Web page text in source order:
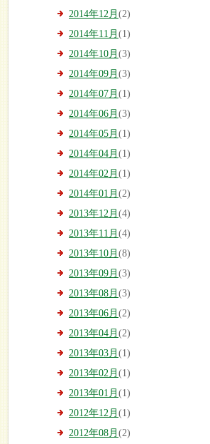
2014年12月 (2)
2014年11月 (1)
2014年10月 (3)
2014年09月 (3)
2014年07月 (1)
2014年06月 (3)
2014年05月 (1)
2014年04月 (1)
2014年02月 (1)
2014年01月 (2)
2013年12月 (4)
2013年11月 (4)
2013年10月 (8)
2013年09月 (3)
2013年08月 (3)
2013年06月 (2)
2013年04月 (2)
2013年03月 (1)
2013年02月 (1)
2013年01月 (1)
2012年12月 (1)
2012年08月 (2)